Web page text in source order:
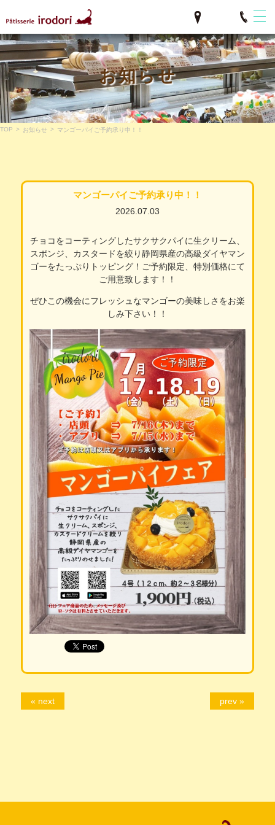
お知らせ
TOP > お知らせ > マンゴーパイご予約承り中！！
マンゴーパイご予約承り中！！
2026.07.03
チョコをコーティングしたサクサクパイに生クリーム、
スポンジ、カスタードを絞り静岡県産の高級ダイヤマン
ゴーをたっぷりトッピング！ご予約限定、特別価格にて
ご用意致します！！
ぜひこの機会にフレッシュなマンゴーの美味しさをお楽
しみ下さい！！
« next prev »